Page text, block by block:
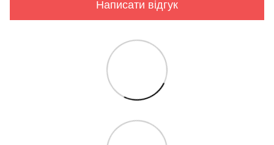
Написати відгук